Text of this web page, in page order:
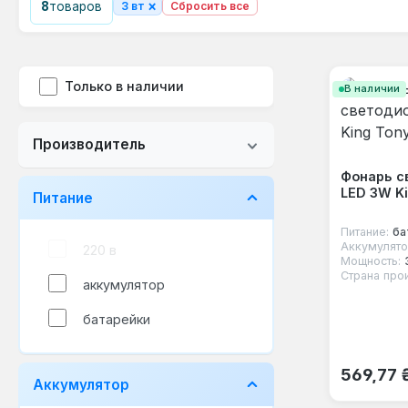
8товаров 3 вт × Сбросить все
Только в наличии
Производитель
Питание
220 в
аккумулятор
батарейки
Аккумулятор
В наличии
Фонарь
LED 3W
Питание:
Мощность:
Страна
Обычная
569,77